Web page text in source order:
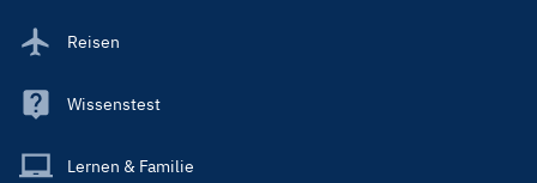
Reisen
Wissenstest
Lernen & Familie